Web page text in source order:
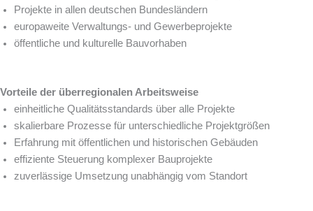
Projekte in allen deutschen Bundesländern
europaweite Verwaltungs- und Gewerbeprojekte
öffentliche und kulturelle Bauvorhaben
Vorteile der überregionalen Arbeitsweise
einheitliche Qualitätsstandards über alle Projekte
skalierbare Prozesse für unterschiedliche Projektgrößen
Erfahrung mit öffentlichen und historischen Gebäuden
effiziente Steuerung komplexer Bauprojekte
zuverlässige Umsetzung unabhängig vom Standort